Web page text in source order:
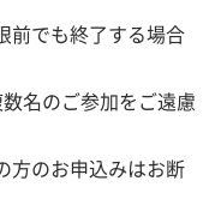
前でも終了する場合
名のご参加をご遠慮
方のお申込みはお断